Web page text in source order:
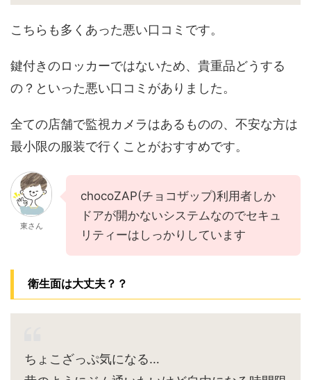
こちらも多くあった悪い口コミです。
鍵付きのロッカーではないため、貴重品どうする
の？といった悪い口コミがありました。
全ての店舗で監視カメラはあるものの、不安な方は
最小限の服装で行くことがおすすめです。
東さん
chocoZAP(チョコザップ)利用者しか
ドアが開かないシステムなのでセキュ
リティーはしっかりしています
衛生面は大丈夫？？
ちょこざっぷ気になる…